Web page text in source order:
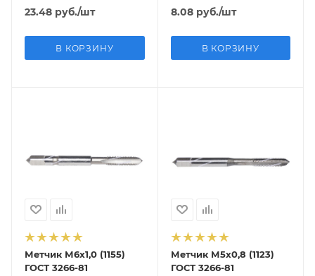
23.48 руб./шт
В КОРЗИНУ
8.08руб./шт
В КОРЗИНУ
Метчик М6х1,0 (1155)
ГОСТ 3266-81
Метчик М5х0,8 (1123)
ГОСТ 3266-81